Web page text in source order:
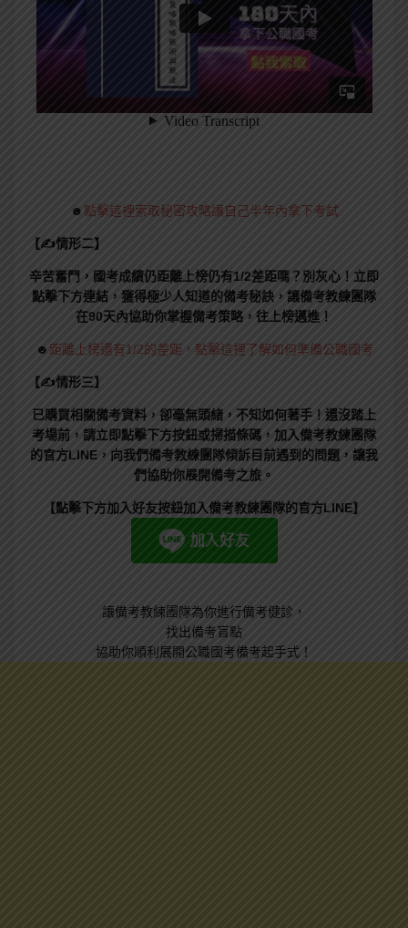
☻ 點擊這裡索取秘密攻略讓自己半年內拿下考試
【✍情形二】
辛苦奮鬥，國考成績仍距離上榜仍有1/2差距嗎？別灰心！立即
點擊下方連結，獲得極少人知道的備考秘訣，讓備考教練團隊
在90天內協助你掌握備考策略，往上榜邁進！
☻ 距離上榜還有1/2的差距，點擊這裡了解如何準備公職國考
【✍情形三】
已購買相關備考資料，卻毫無頭緒，不知如何著手！還沒踏上
考場前，請立即點擊下方按鈕或掃描條碼，加入備考教練團隊
的官方LINE，向我們備考教練團隊傾訴目前遇到的問題，讓我
們協助你展開備考之旅。
【點擊下方加入好友按鈕加入備考教練團隊的官方LINE】
讓備考教練團隊為你進行備考健診，
找出備考盲點
協助你順利展開公職國考備考起手式！